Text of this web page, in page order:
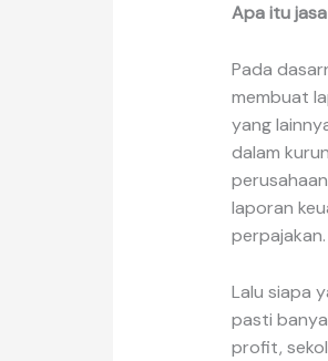
Apa itu
Pada
membuat
yang
dalam
laporan
perpajakan.
Lalu siapa
pasti
profit,